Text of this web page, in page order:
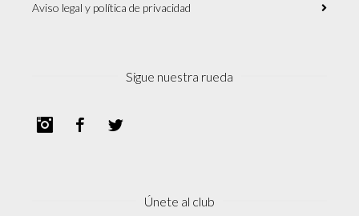
Aviso legal y política de privacidad
Sigue nuestra rueda
InstagramFacebook
Únete al club